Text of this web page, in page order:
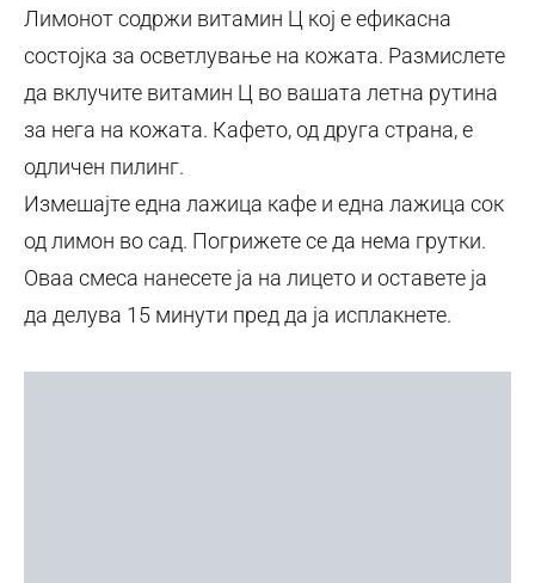
Лимонот содржи витамин Ц кој е ефикасна
состојка за осветлување на кожата. Размислете
да вклучите витамин Ц во вашата летна рутина
за нега на кожата. Кафето, од друга страна, е
одличен пилинг.
Измешајте една лажица кафе и една лажица сок
од лимон во сад. Погрижете се да нема грутки.
Оваа смеса нанесете ја на лицето и оставете ја
да делува 15 минути пред да ја исплакнете.